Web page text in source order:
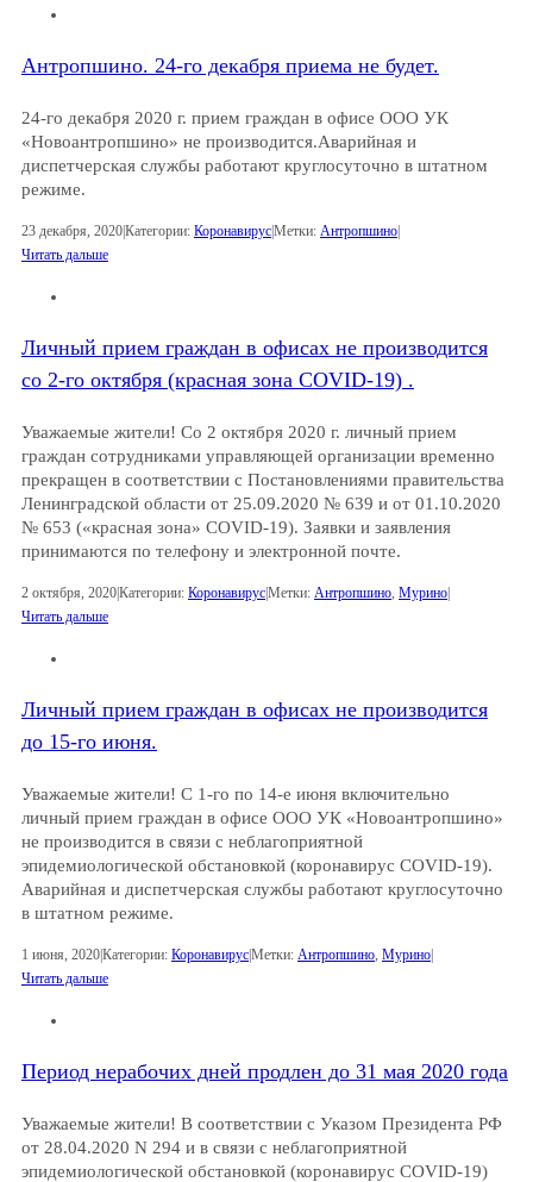
Антропшино. 24-го декабря приема не будет.
24-го декабря 2020 г. прием граждан в офисе ООО УК
«Новоантропшино» не производится.Аварийная и
диспетчерская службы работают круглосуточно в штатном
режиме.
23 декабря, 2020Категории: КоронавирусМетки: Антропшино
Читать дальше
Личный прием граждан в офисах не производится
со 2-го октября (красная зона COVID-19) .
Уважаемые жители! Со 2 октября 2020 г. личный прием
граждан сотрудниками управляющей организации временно
прекращен в соответствии с Постановлениями правительства
Ленинградской области от 25.09.2020 № 639 и от 01.10.2020
№ 653 («красная зона» COVID-19). Заявки и заявления
принимаются по телефону и электронной почте.
2 октября, 2020Категории: КоронавирусМетки: Антропшино, Мурино
Читать дальше
Личный прием граждан в офисах не производится
до 15-го июня.
Уважаемые жители! С 1-го по 14-е июня включительно
личный прием граждан в офисе ООО УК «Новоантропшино»
не производится в связи с неблагоприятной
эпидемиологической обстановкой (коронавирус COVID-19).
Аварийная и диспетчерская службы работают круглосуточно
в штатном режиме.
1 июня, 2020|Категории: Коронавирус|Метки: Антропшино Мурино|
Читать дальше
Период нерабочих дней продлен до 31 мая 2020 года
Уважаемые жители! В соответствии с Указом Президента РФ
от 28.04.2020 N 294 и в связи с неблагоприятной
эпидемиологической обстановкой (коронавирус COVID-19)